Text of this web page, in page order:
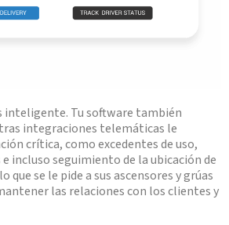
inteligente. Tu software también
integraciones telemáticas le
crítica, como excedentes de uso,
incluso seguimiento de la ubicación de
que se le pide a sus ascensores y grúas
las relaciones con los clientes y